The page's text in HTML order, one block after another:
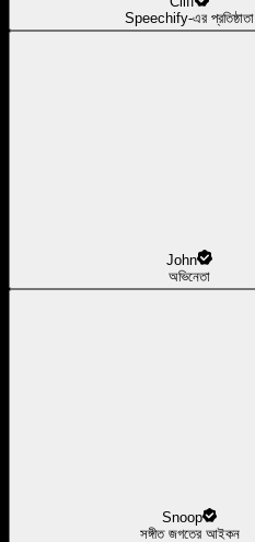
Speechify-এর প্রতিষ্ঠাতা
John
অভিনেতা
Snoop
সঙ্গীত জগতের আইকন